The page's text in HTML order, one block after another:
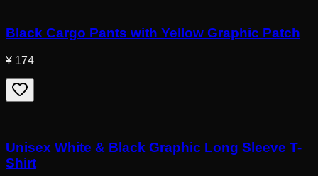
Black Cargo Pants with Yellow Graphic Patch
¥ 174
Unisex White & Black Graphic Long Sleeve T-
Shirt